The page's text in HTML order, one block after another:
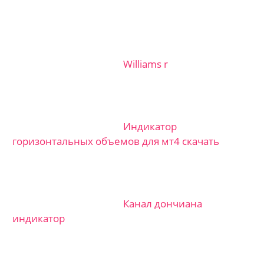
Williams r
Индикатор
горизонтальных объемов для мт4 скачать
Канал дончиана
индикатор